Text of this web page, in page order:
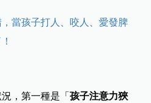
當孩子打人、咬人、愛發脾
，第一種是「孩子注意力狹